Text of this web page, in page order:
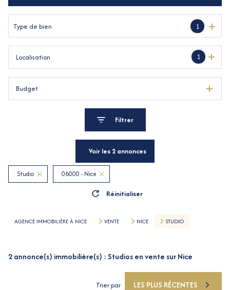
Type de bien 1
1
Localisation
Budget
Filtrer
Voir les 2 annonces
Studio 06000 - Nice
Réinitialiser
AGENCE IMMOBILIÈRE À NICE VENTE NICE STUDIO
2annonce(s) immobilière(s) : Studios en vente sur Nice
Trier par LES PLUS RÉCENTES